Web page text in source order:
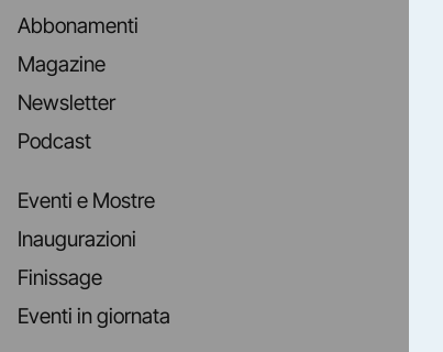
Abbonamenti
Magazine
Newsletter
Podcast
Eventi e Mostre
Inaugurazioni
Finissage
Eventi in giornata